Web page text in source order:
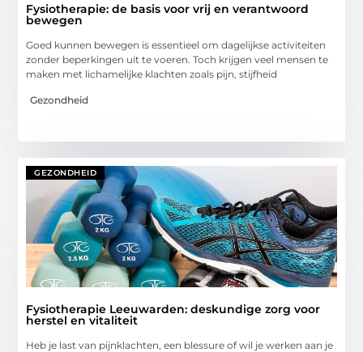
Fysiotherapie: de basis voor vrij en verantwoord
bewegen
Goed kunnen bewegen is essentieel om dagelijkse activiteiten
zonder beperkingen uit te voeren. Toch krijgen veel mensen te
maken met lichamelijke klachten zoals pijn, stijfheid
Gezondheid
GEZONDHEID
Fysiotherapie Leeuwarden: deskundige zorg voor
herstel en vitaliteit
Heb je last van pijnklachten, een blessure of wil je werken aan je